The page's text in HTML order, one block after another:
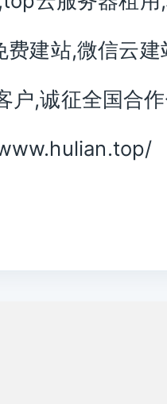
费建站,微信云
户,诚征全国合